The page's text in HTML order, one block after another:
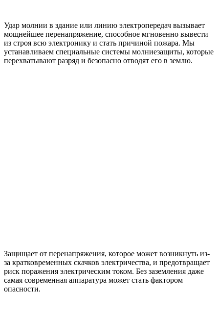
Удар молнии в здание или линию электропередач вызывает
мощнейшее перенапряжение, способное мгновенно вывести
из строя всю электронику и стать причиной пожара. Мы
устанавливаем специальные системы молниезащиты, которые
перехватывают разряд и безопасно отводят его в землю.
Защищает от перенапряжения, которое может возникнуть из-
за кратковременных скачков электричества, и предотвращает
риск поражения электрическим током. Без заземления даже
самая современная аппаратура может стать фактором
опасности.